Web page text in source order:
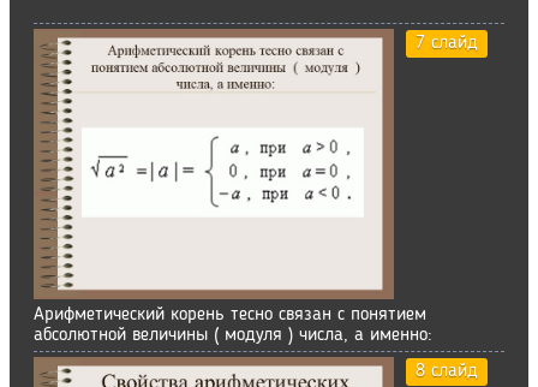
7 слайд
Арифметический корень тесно связан с понятием
абсолютной величины ( модуля ) числа, а именно:
8 слайд